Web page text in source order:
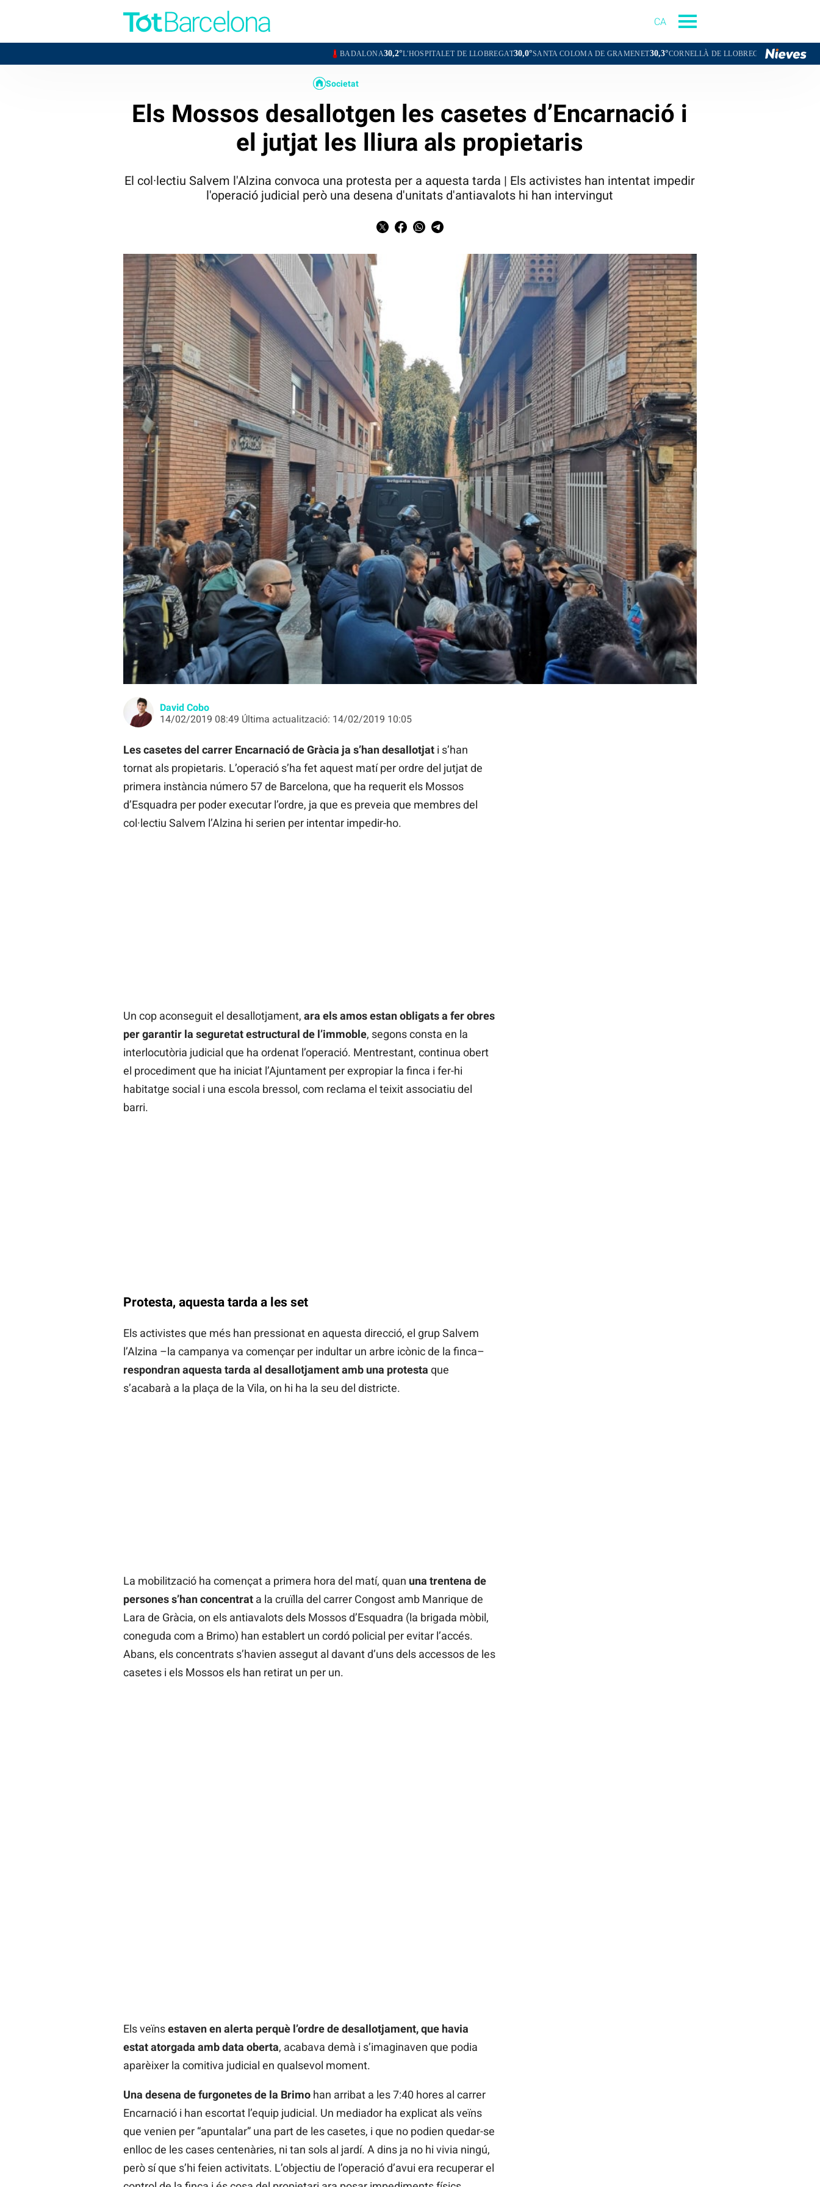
CA
30,2° L'HOSPITALET DE LLOBREGAT30,0° SANTA COLOMA DE GRAMENET30,3°CORNELLÀ DE LLOBREGAT30,2° SANT BOI DE LLOBREGAT
Els veïns es concentren per evitar el desallotjament de les casetes d'Encarnació. | David Cobo
Societat
Els Mossos desallotgen les casetes d’Encarnació i
el jutjat les lliura als propietaris
El col·lectiu Salvem l'Alzina convoca una protesta per a aquesta tarda | Els activistes han intentat impedir
l'operació judicial però una desena d'unitats d'antiavalots hi han intervingut
David Cobo
14/02/2019 08:49 Última actualització: 14/02/2019 10:05
Les casetes del carrer Encarnació de Gràcia ja s’han desallotjati s’han
tornat als propietaris. L’operació s’ha fet aquest matí per ordre del jutjat de
primera instància número 57 de Barcelona, que ha requerit els Mossos
d’Esquadra per poder executar l’ordre, ja que es preveia que membres del
col·lectiu Salvem l’Alzina hi serien per intentar impedir-ho.
Un cop aconseguit el desallotjament, ara els amos estan obligats a fer obres
per garantir la seguretat estructural de l’immoble, segons consta en la
interlocutòria judicial que ha ordenat l’operació. Mentrestant, continua obert
el procediment que ha iniciat l’Ajuntament per expropiar la finca i fer-hi
habitatge social i una escola bressol, com reclama el teixit associatiu del
barri.
Protesta, aquesta tarda a les set
Els activistes que més han pressionat en aquesta direcció, el grup Salvem
l’Alzina –la campanya va començar per indultar un arbre icònic de la finca–
respondran aquesta tarda al desallotjament amb una protesta que
s’acabarà a la plaça de la Vila, on hi ha la seu del districte.
La mobilització ha començat a primera hora del matí, quan una trentena de
persones s’han concentrata la cruïlla del carrer Congost amb Manrique de
Lara de Gràcia, on els antiavalots dels Mossos d’Esquadra (la brigada mòbil,
coneguda com a Brimo) han establert un cordó policial per evitar l’accés.
Abans, els concentrats s’havien assegut al davant d’uns dels accessos de les
casetes i els Mossos els han retirat un per un.
Els veïnsestaven en alerta perquè l’ordre de desallotjament, que havia
estat atorgada amb data oberta, acabava demà i s’imaginaven que podia
aparèixer la comitiva judicial en qualsevol moment.
Una desena de furgonetes de la Brimohan arribat a les 7:40 hores al carrer
Encarnació i han escortat l’equip judicial. Un mediador ha explicat als veïns
que venien per “apuntalar” una part de les casetes, i que no podien quedar-se
enlloc de les cases centenàries, ni tan sols al jardí. A dins ja no hi vivia ningú,
però sí que s’hi feien activitats. L’objectiu de l’operació d’avui era recuperar el